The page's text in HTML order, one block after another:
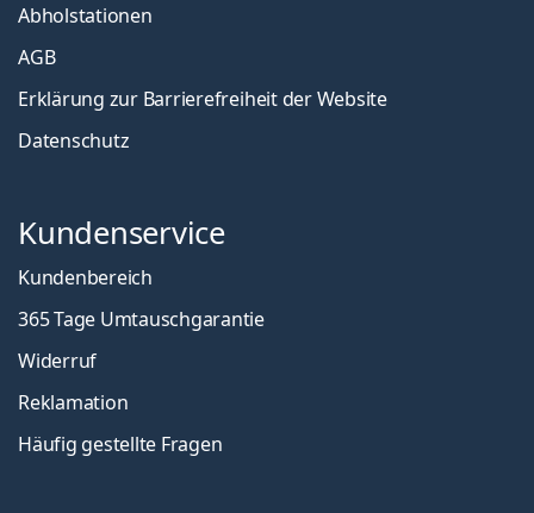
Abholstationen
AGB
Erklärung zur Barrierefreiheit der Website
Datenschutz
Kundenservice
Kundenbereich
365 Tage Umtauschgarantie
Widerruf
Reklamation
Häufig gestellte Fragen